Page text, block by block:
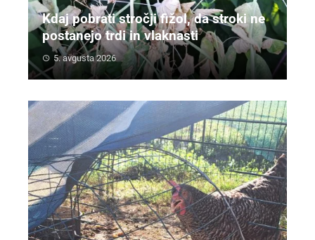
Kdaj pobrati stročji fižol, da stroki ne
postanejo trdi in vlaknasti
5. avgusta 2026